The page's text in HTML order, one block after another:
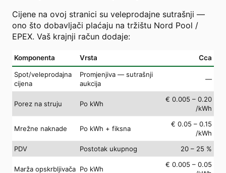
Cijene na ovoj stranici su veleprodajne sutrašnji —
ono što dobavljači plaćaju na tržištu Nord Pool /
EPEX. Vaš krajnji račun dodaje:
Komponenta Vrsta Cca
Spot/veleprodajna
cijena
Promjenjiva — sutrašnji
aukcija
—
Porez na struju Po kWh
€ 0.005 – 0.20
/kWh
Mrežne naknade Po kWh + fiksna
€ 0.05 – 0.15
/kWh
PDV
Postotak ukupnog 20 – 25 %
Marža opskrbljivača Po kWh
€ 0.005 – 0.05